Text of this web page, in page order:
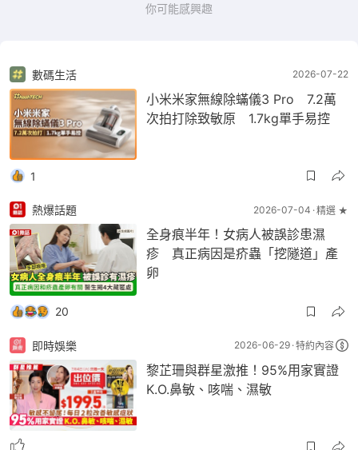
你可能感興趣
數碼生活 2026-07-22
小米米家無線除蟎儀3 Pro 7.2萬
次拍打除致敏原 1.7kg單手易控
1
熱爆話題 2026-07-04 精選 ★
全身痕半年！女病人被誤診患濕
疹 真正病因是疥蟲「挖隧道」產
卵
20
即時娛樂 2026-06-29 特約內容
黎芷珊與群星激推！95%用家實證
K.O.鼻敏、咳喘、濕敏